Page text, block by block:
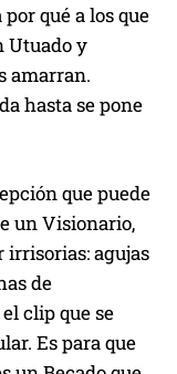
qué a los que
Utuado y
amarran.
hasta se pone
que puede
un Visionario,
irrisorias: agujas
de
clip que se
Es para que